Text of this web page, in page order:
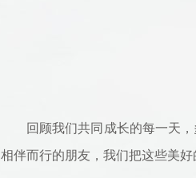
回顾我们共同成长的每一天，
相伴而行的朋友，我们把这些美好